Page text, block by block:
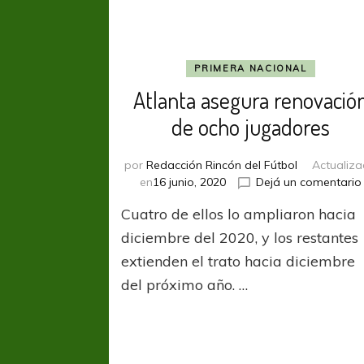
PRIMERA NACIONAL
Atlanta asegura
de ocho jugadores
porRedacción Rincón del Fútbol
en16 junio, 2020 Dejá un comentario
Cuatro de ellos lo ampliaron hacia
diciembre del 2020, y los restantes
extienden el trato hacia diciembre
del próximo año. …